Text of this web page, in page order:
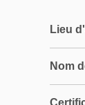
Lieu
Nom